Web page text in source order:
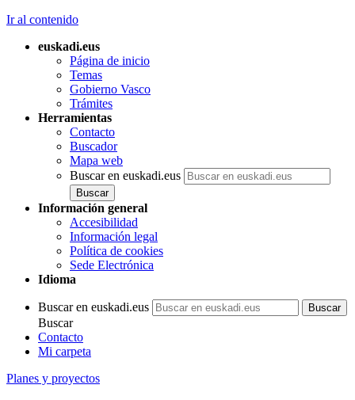
Ir al contenido
euskadi.eus
Página de inicio
Temas
Gobierno Vasco
Trámites
Herramientas
Contacto
Buscador
Mapa web
Buscar en euskadi.eus
Información general
Accesibilidad
Información legal
Política de cookies
Sede Electrónica
Idioma
Buscar en euskadi.eus
Buscar
Contacto
Mi carpeta
Planes y proyectos